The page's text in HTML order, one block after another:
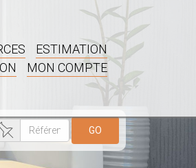
ESTIMATION
MON COMPTE
GO